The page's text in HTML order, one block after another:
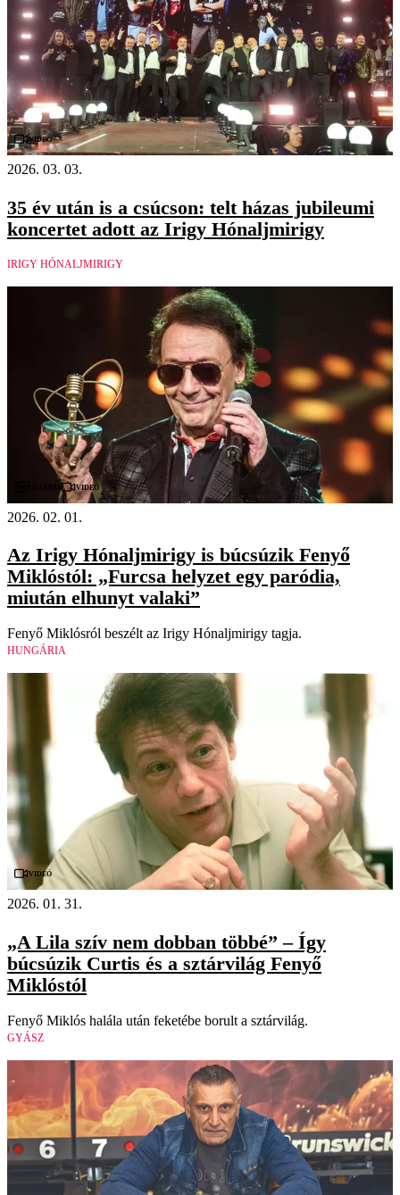
Videó
2026. 03. 03.
35 év után is a csúcson: telt házas jubileumi
koncertet adott az Irigy Hónaljmirigy
IRIGY HÓNALJMIRIGY
Galéria Videó
2026. 02. 01.
Az Irigy Hónaljmirigy is búcsúzik Fenyő
Miklóstól: „Furcsa helyzet egy paródia,
miután elhunyt valaki”
Fenyő Miklósról beszélt az Irigy Hónaljmirigy tagja.
HUNGÁRIA
Videó
2026. 01. 31.
„A Lila szív nem dobban többé” – Így
búcsúzik Curtis és a sztárvilág Fenyő
Miklóstól
Fenyő Miklós halála után feketébe borult a sztárvilág.
GYÁSZ